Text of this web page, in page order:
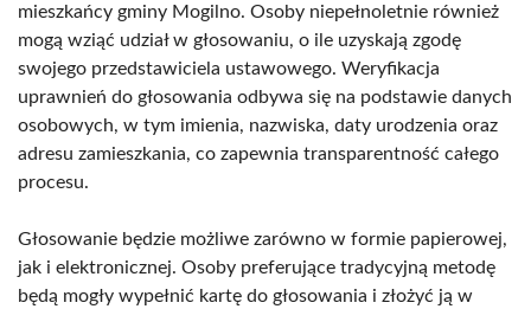
mieszkańcy gminy Mogilno. Osoby niepełnoletnie również
mogą wziąć udział w głosowaniu, o ile uzyskają zgodę
swojego przedstawiciela ustawowego. Weryfikacja
uprawnień do głosowania odbywa się na podstawie danych
osobowych, w tym imienia, nazwiska, daty urodzenia oraz
adresu zamieszkania, co zapewnia transparentność całego
procesu.
Głosowanie będzie możliwe zarówno w formie papierowej,
jak i elektronicznej. Osoby preferujące tradycyjną metodę
będą mogły wypełnić kartę do głosowania i złożyć ją w